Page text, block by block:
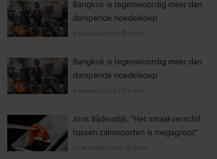
Bangkok is tegenwoordig meer dan
dampende noedelsoep
3 augustus 2026 3 min
Bangkok is tegenwoordig meer dan
dampende noedelsoep
3 augustus 2026 3 min
Joris Bijdendijk: "Het smaakverschil
tussen zalmsoorten is megagroot"
23 september 2024 5 min